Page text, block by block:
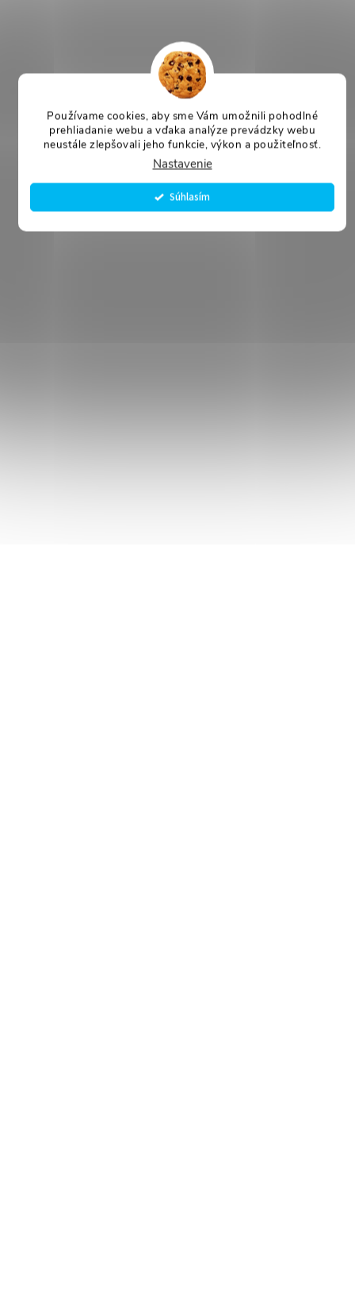
Používame cookies, aby sme Vám umožnili pohodlné
prehliadanie webu a vďaka analýze prevádzky webu
neustále zlepšovali jeho funkcie, výkon a použiteľnosť.
Nastavenie
Súhlasím